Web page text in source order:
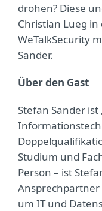
drohen? Diese
Christian Lueg
WeTalkSecurity
Sander.
Über den Gast
Stefan Sander
Studium und
Person – ist
um IT und